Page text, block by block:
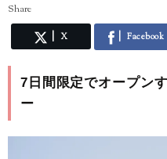
Share
X Facebook
7日間限定でオープン
ー